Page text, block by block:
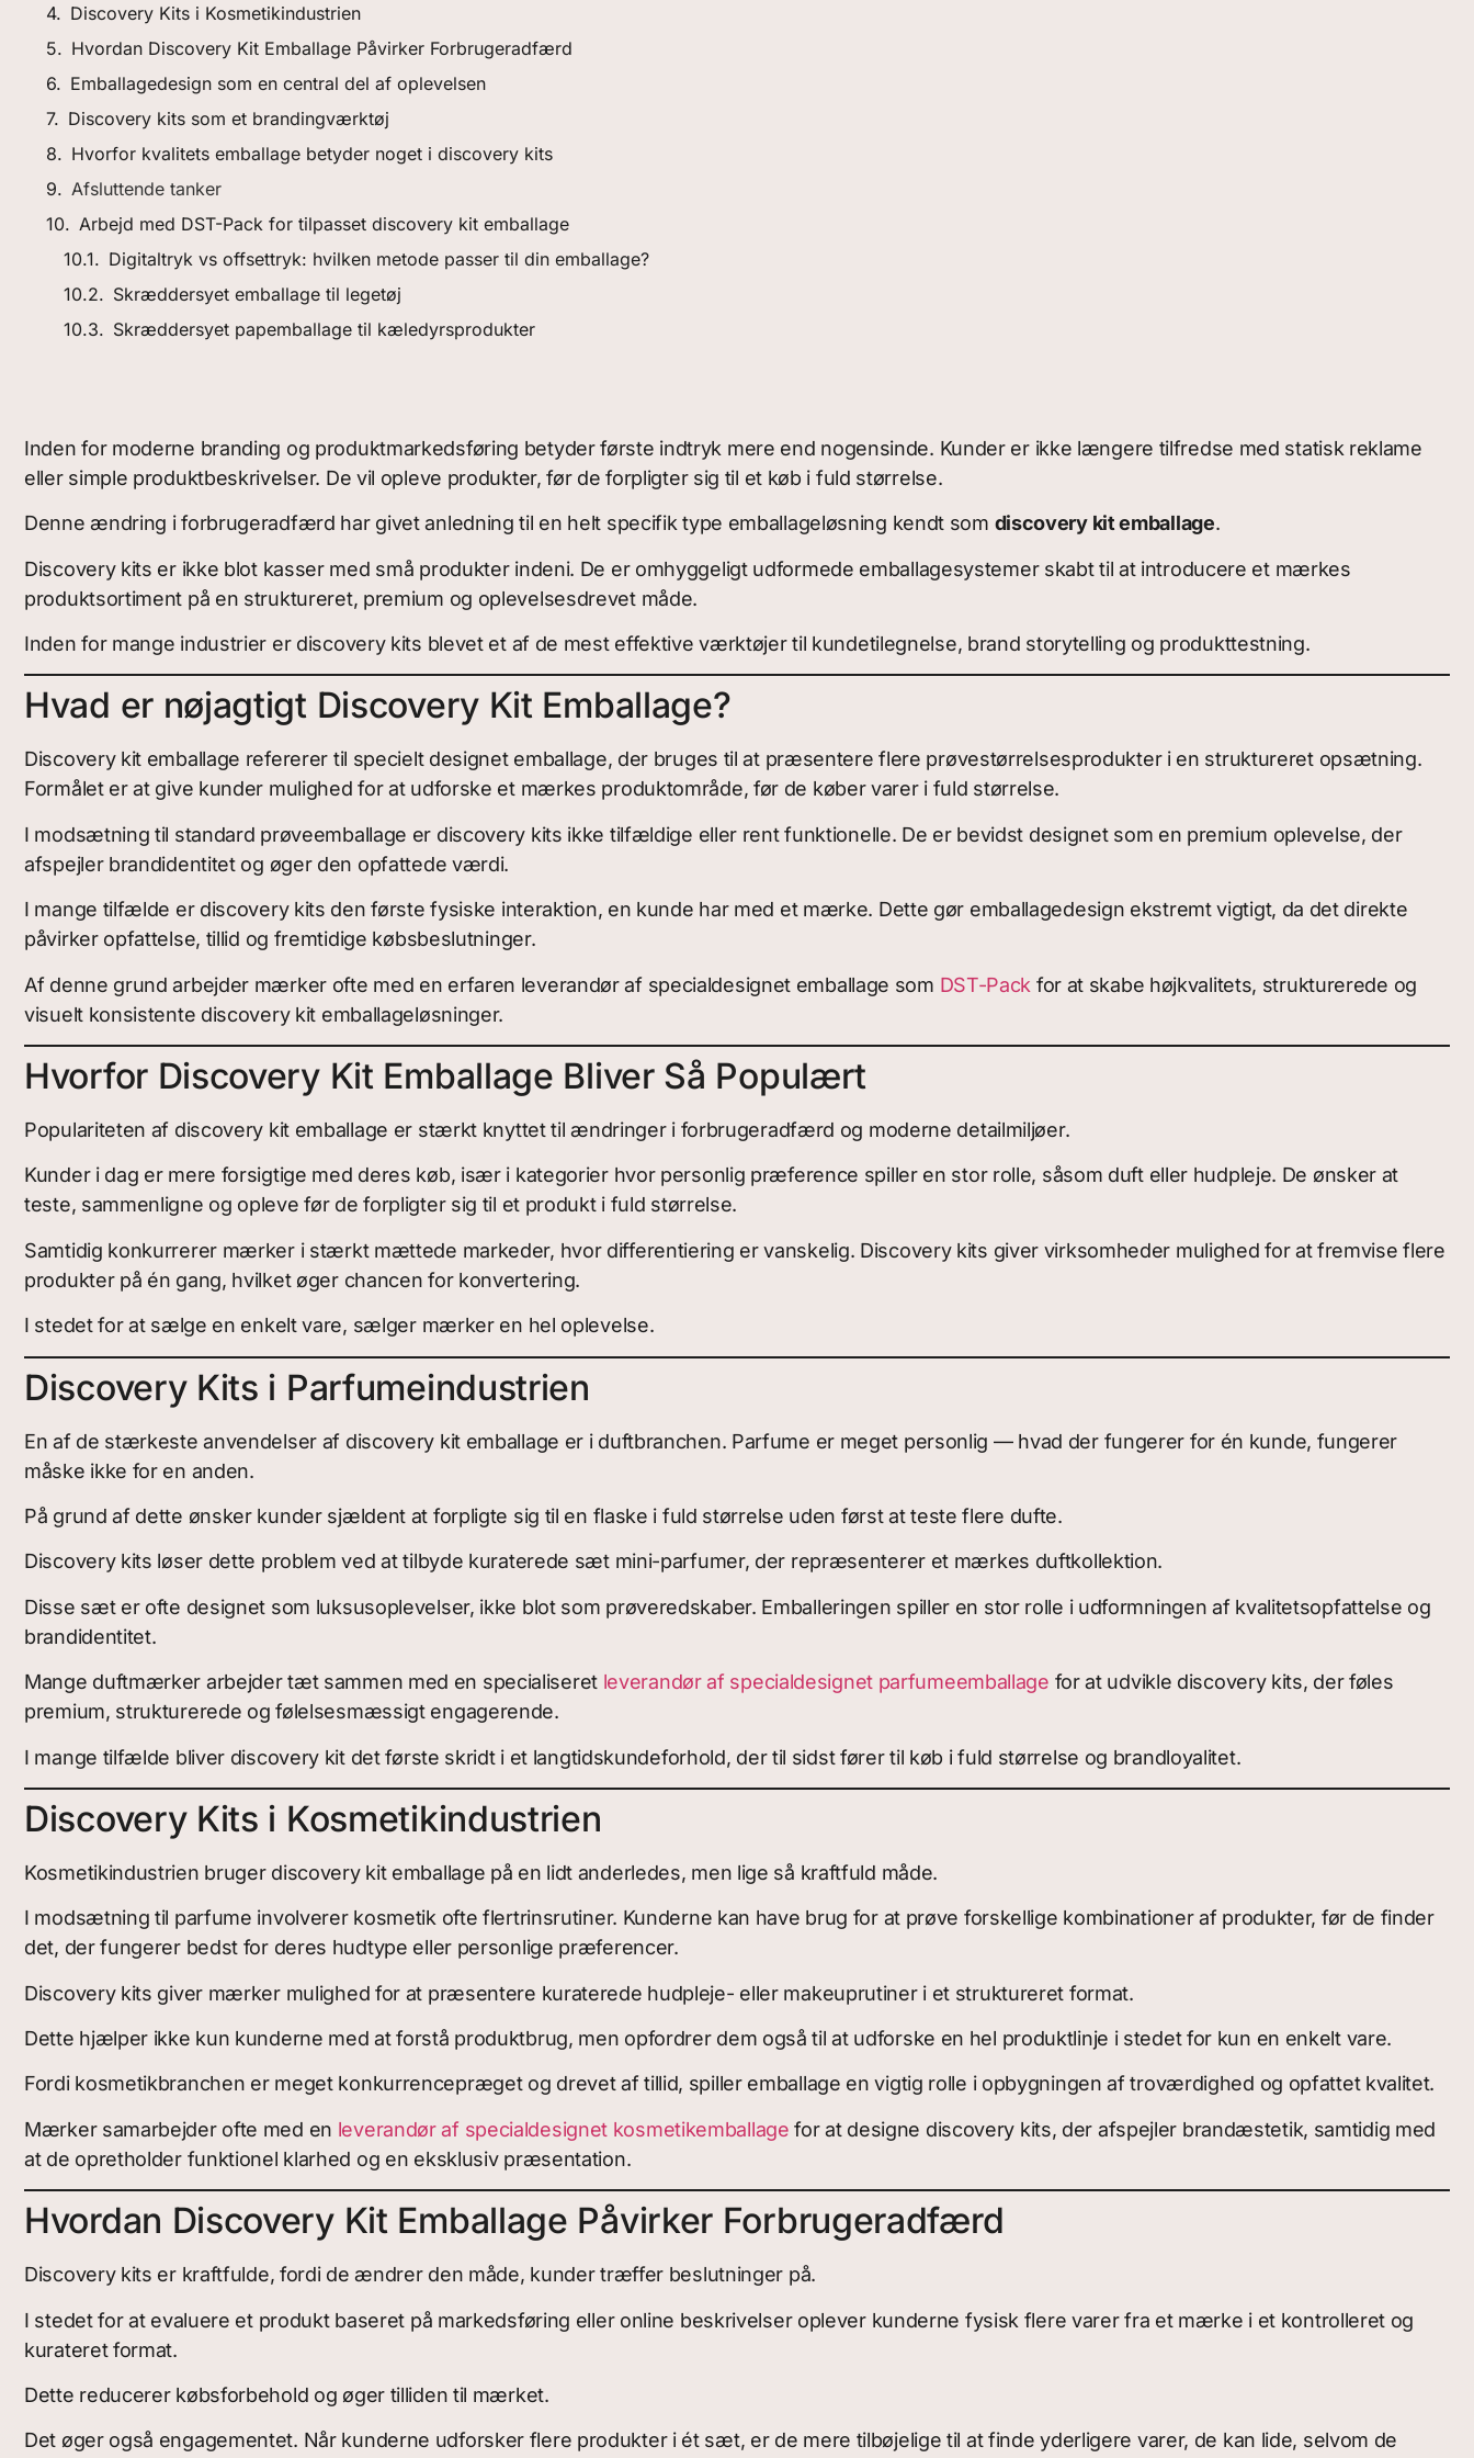
Discovery Kits i Kosmetikindustrien
Hvordan Discovery Kit Emballage Påvirker Forbrugeradfærd
Emballagedesign som en central del af oplevelsen
Discovery kits som et brandingværktøj
Hvorfor kvalitets emballage betyder noget i discovery kits
Afsluttende tanker
Arbejd med DST-Pack for tilpasset discovery kit emballage
Digitaltryk vs offsettryk: hvilken metode passer til din emballage?
Skræddersyet emballage til legetøj
Skræddersyet papemballage til kæledyrsprodukter
Inden for moderne branding og produktmarkedsføring betyder første indtryk mere end nogensinde. Kunder er ikke længere tilfredse med statisk reklame
eller simple produktbeskrivelser. De vil opleve produkter, før de forpligter sig til et køb i fuld størrelse.
Denne ændring i forbrugeradfærd har givet anledning til en helt specifik type emballageløsning kendt som discovery kit emballage.
Discovery kits er ikke blot kasser med små produkter indeni. De er omhyggeligt udformede emballagesystemer skabt til at introducere et mærkes
produktsortiment på en struktureret, premium og oplevelsesdrevet måde.
Inden for mange industrier er discovery kits blevet et af de mest effektive værktøjer til kundetilegnelse, brand storytelling og produkttestning.
Hvad er nøjagtigt Discovery Kit Emballage?
Discovery kit emballage refererer til specielt designet emballage, der bruges til at præsentere flere prøvestørrelsesprodukter i en struktureret opsætning.
Formålet er at give kunder mulighed for at udforske et mærkes produktområde, før de køber varer i fuld størrelse.
I modsætning til standard prøveemballage er discovery kits ikke tilfældige eller rent funktionelle. De er bevidst designet som en premium oplevelse, der
afspejler brandidentitet og øger den opfattede værdi.
I mange tilfælde er discovery kits den første fysiske interaktion, en kunde har med et mærke. Dette gør emballagedesign ekstremt vigtigt, da det direkte
påvirker opfattelse, tillid og fremtidige købsbeslutninger.
Af denne grund arbejder mærker ofte med en erfaren leverandør af specialdesignet emballage som DST-Pack for at skabe højkvalitets, strukturerede og
visuelt konsistente discovery kit emballageløsninger.
Hvorfor Discovery Kit Emballage Bliver Så Populært
Populariteten af discovery kit emballage er stærkt knyttet til ændringer i forbrugeradfærd og moderne detailmiljøer.
Kunder i dag er mere forsigtige med deres køb, især i kategorier hvor personlig præference spiller en stor rolle, såsom duft eller hudpleje. De ønsker at
teste, sammenligne og opleve før de forpligter sig til et produkt i fuld størrelse.
Samtidig konkurrerer mærker i stærkt mættede markeder, hvor differentiering er vanskelig. Discovery kits giver virksomheder mulighed for at fremvise flere
produkter på én gang, hvilket øger chancen for konvertering.
I stedet for at sælge en enkelt vare, sælger mærker en hel oplevelse.
Discovery Kits i Parfumeindustrien
En af de stærkeste anvendelser af discovery kit emballage er i duftbranchen. Parfume er meget personlig — hvad der fungerer for én kunde, fungerer
måske ikke for en anden.
På grund af dette ønsker kunder sjældent at forpligte sig til en flaske i fuld størrelse uden først at teste flere dufte.
Discovery kits løser dette problem ved at tilbyde kuraterede sæt mini-parfumer, der repræsenterer et mærkes duftkollektion.
Disse sæt er ofte designet som luksusoplevelser, ikke blot som prøveredskaber. Emballeringen spiller en stor rolle i udformningen af kvalitetsopfattelse og
brandidentitet.
Mange duftmærker arbejder tæt sammen med en specialiseret leverandør af specialdesignet parfumeemballage for at udvikle discovery kits, der føles
premium, strukturerede og følelsesmæssigt engagerende.
I mange tilfælde bliver discovery kit det første skridt i et langtidskundeforhold, der til sidst fører til køb i fuld størrelse og brandloyalitet.
Discovery Kits i Kosmetikindustrien
Kosmetikindustrien bruger discovery kit emballage på en lidt anderledes, men lige så kraftfuld måde.
I modsætning til parfume involverer kosmetik ofte flertrinsrutiner. Kunderne kan have brug for at prøve forskellige kombinationer af produkter, før de finder
det, der fungerer bedst for deres hudtype eller personlige præferencer.
Discovery kits giver mærker mulighed for at præsentere kuraterede hudpleje- eller makeuprutiner i et struktureret format.
Dette hjælper ikke kun kunderne med at forstå produktbrug, men opfordrer dem også til at udforske en hel produktlinje i stedet for kun en enkelt vare.
Fordi kosmetikbranchen er meget konkurrencepræget og drevet af tillid, spiller emballage en vigtig rolle i opbygningen af troværdighed og opfattet kvalitet.
Mærker samarbejder ofte med en leverandør af specialdesignet kosmetikemballage for at designe discovery kits, der afspejler brandæstetik, samtidig med
at de opretholder funktionel klarhed og en eksklusiv præsentation.
Hvordan Discovery Kit Emballage Påvirker Forbrugeradfærd
Discovery kits er kraftfulde, fordi de ændrer den måde, kunder træffer beslutninger på.
I stedet for at evaluere et produkt baseret på markedsføring eller online beskrivelser oplever kunderne fysisk flere varer fra et mærke i et kontrolleret og
kurateret format.
Dette reducerer købsforbehold og øger tilliden til mærket.
Det øger også engagementet. Når kunderne udforsker flere produkter i ét sæt, er de mere tilbøjelige til at finde yderligere varer, de kan lide, selvom de